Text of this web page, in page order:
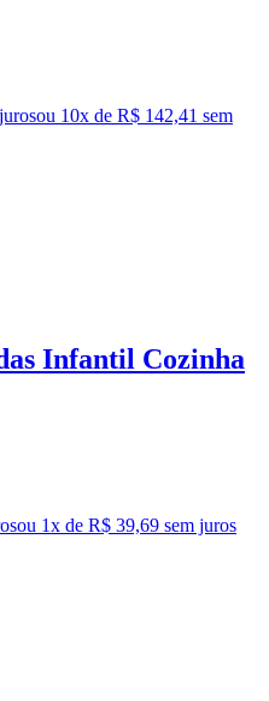
ou 10x de R$ 142,41 sem
Infantil Cozinha
ou 1x de R$ 39,69 sem juros